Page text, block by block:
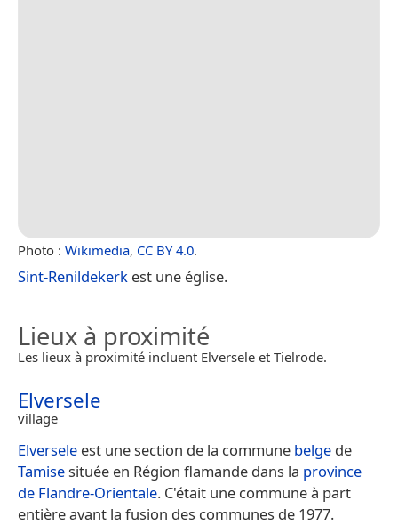
Photo : Wikimedia, CC BY 4.0.
Sint-Renildekerk est une église.
Lieux à proximité
Les lieux à proximité incluent Elversele et Tielrode.
Elversele
village
Elversele est une section de la commune belge de
Tamisesituée en Région flamande dans la province
de Flandre-Orientale. C'était une commune à part
entière avant la fusion des communes de 1977.